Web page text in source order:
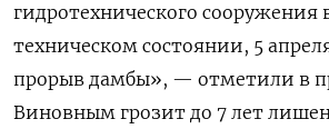
гидротехнического
техническом состоянии, 5
прорыв дамбы», — отметили в
Виновным грозит до 7 лет